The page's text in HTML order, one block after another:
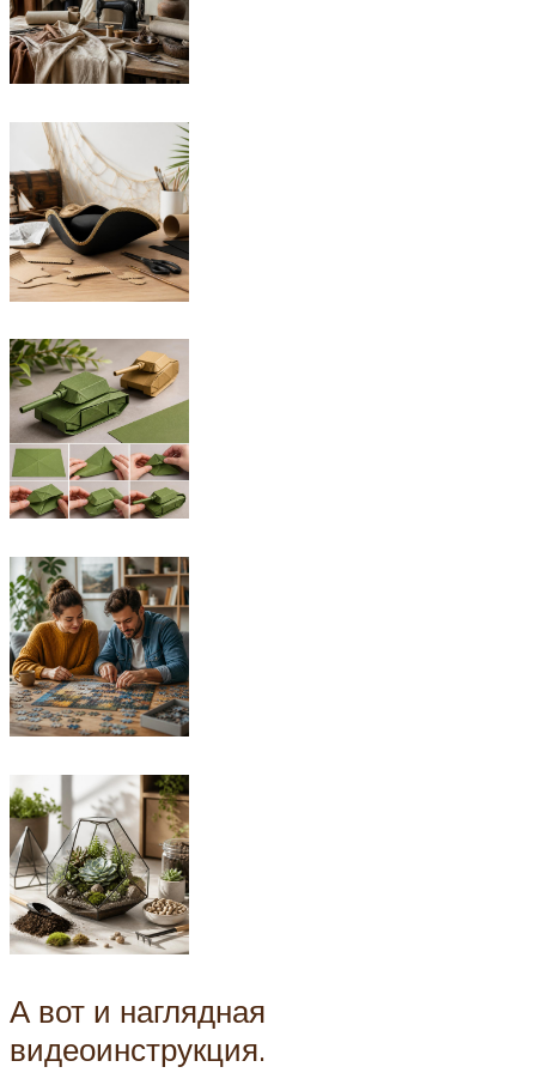
А вот и наглядная
видеоинструкция.